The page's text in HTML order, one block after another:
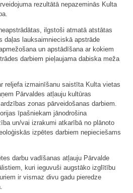
rezultātā nepazeminās Kulta
ilgstoši atmatā atstātas
daļas lauksaimnieciskā apstrāde
un apstādīšana ar kokiem
darbiem pieļaujama dabiska meža
reljefa izmainīšanu saistīta Kulta vietas
Pārvaldes atļauju kultūras
zonas pārveidošanas darbiem.
īpašniekam jānodrošina
un/vai izrakumi atkarībā no plānoto
izpētes darbiem nepieciešams
darbu vadīšanas atļauju Pārvalde
kuri ieguvuši augstāko izglītību
ir vismaz divu gadu pieredze